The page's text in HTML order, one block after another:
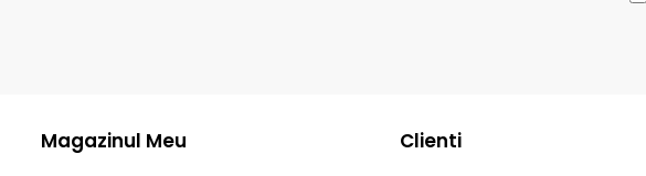
Magazinul Meu Clienti